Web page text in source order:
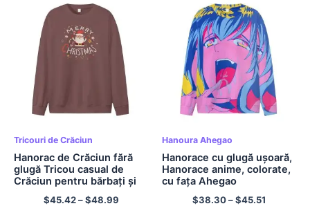
Tricouri de Crăciun
Hanorac de Crăciun fără
glugă Tricou casual de
Crăciun pentru bărbați și
femei, bumbac 180 GSM
$45.42–$48.99
Hanoura Ahegao
Hanorace cu glugă ușoară,
Hanorace anime, colorate,
cu fața Ahegao
$38.30–$45.51